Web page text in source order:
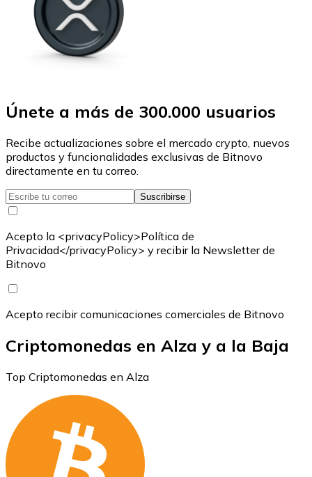
Únete a más de 300.000 usuarios
Recibe actualizaciones sobre el mercado crypto, nuevos
productos y funcionalidades exclusivas de Bitnovo
directamente en tu correo.
Suscribirse
Acepto la <privacyPolicy>Política de
Privacidad</privacyPolicy> y recibir la Newsletter de
Bitnovo
Acepto recibir comunicaciones comerciales de Bitnovo
Criptomonedas en Alza y a la Baja
Top Criptomonedas en Alza